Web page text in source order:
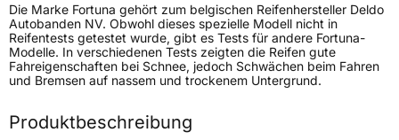
Generelle Merkmale
FahrzeugtypPKW
VerwendungSommerreifen
FahrzeugartPKW & SUV
Die Marke Fortuna gehört zum belgischen Reifenhersteller Deldo
Autobanden NV. Obwohl dieses spezielle Modell nicht in
Reifentests getestet wurde, gibt es Tests für andere Fortuna-
Modelle. In verschiedenen Tests zeigten die Reifen gute
Fahreigenschaften bei Schnee, jedoch Schwächen beim Fahren
und Bremsen auf nassem und trockenem Untergrund.
Produktbeschreibung